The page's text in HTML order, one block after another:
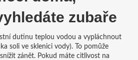
zubaře
dutinu teplou vodou a vypláchnout
soli ve sklenici vody). To pomůže
zánět. Pokud máte citlivost na